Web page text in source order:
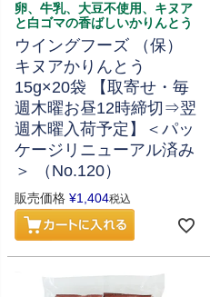
卵、牛乳、大豆不使用、キヌア
と白ゴマの香ばしいかりんとう
ウイングフーズ （保）
キヌアかりんとう
15g×20袋 【取寄せ・毎
週木曜お昼12時締切⇒翌
週木曜入荷予定】＜パッ
ケージリニューアル済み
＞ （No.120）
販売価格 ¥1,404税込